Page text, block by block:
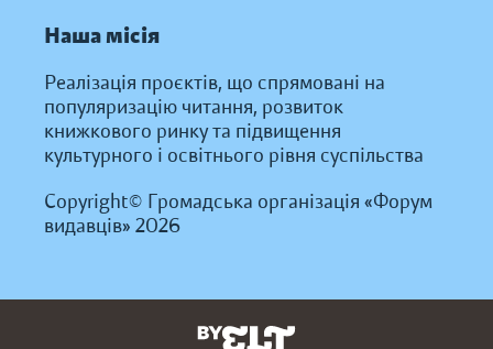
Наша місія
Реалізація проєктів, що спрямовані на
популяризацію читання, розвиток
книжкового ринку та підвищення
культурного і освітнього рівня суспільства
Copyright© Громадська організація «Форум
видавців» 2026